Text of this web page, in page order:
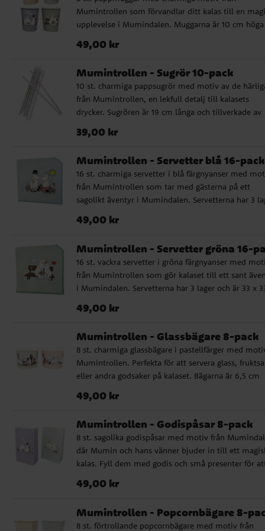
val.
Mumintrollen som förvandlar ditt kalas till en
upplevelse i Mumindalen. Muggarna är 10 cm
är tillverkade av FSC-märkt papper och är ett
Pris :49,00 kr
49,00 kr
Mumintrollen - Sugrör 10-pack
10 st. charmiga pappsugrör med motiv av de
från Mumintrollen, en lekfull detalj till kalasets
drycker. Sugrören är 19 cm långa och tillverkade av
Pris :39,00 kr
39,00 kr
Mumintrollen - Servetter blå 16-pack
16 st. charmiga servetter i blå färgnyanser med
från Mumintrollen som tar med gästerna på ett
sagolikt äventyr i Mumindalen. Servetterna har 3
märkt papper.
Pris :49,00 kr
49,00 kr
Mumintrollen - Servetter gröna 16-
16 st. vackra servetter i gröna färgnyanser med
från Mumintrollen som gör kalaset till ett sant
i Mumindalen. Servetterna har 3 lager och är 33 x
Pris :49,00 kr
49,00 kr
Mumintrollen - Glassbägare 8-pack
8 st. charmiga glassbägare i pastellfärger med
Mumintrollen. Perfekta för att servera glass,
eller andra godsaker på kalaset. Bägarna är 6,5 cm
papper.
Pris :49,00 kr
49,00 kr
Mumintrollen - Godispåsar 8-pack
8 st. sagolika godispåsar med motiv från
där Mumin och hans vänner bjuder in till ett
kalas. Fyll dem med godis och små presenter för
20 cm stora och tillverkade av FSC-märkt papper.
Pris :49,00 kr
49,00 kr
Mumintrollen - Popcornbägare 8-
8 st. förtrollande popcornbägare med motiv från